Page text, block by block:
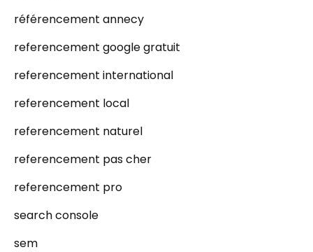
référencement annecy
referencement google gratuit
referencement international
referencement local
referencement naturel
referencement pas cher
referencement pro
search console
sem